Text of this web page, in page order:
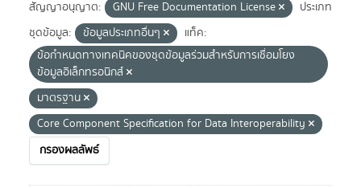
สัญญาอนุญาต: GNU Free Documentation License
ประเภท
ชุดข้อมูล:
ข้อมูลประเภทอื่นๆ
แท็ค:
ข้อกำหนดทางเทคนิคของชุดข้อมูลร่วมสำหรับการเชื่อมโยง
ข้อมูลอิเล็กทรอนิกส์
มาตรฐาน
Core Component Specification for Data Interoperability
กรองผลลัพธ์